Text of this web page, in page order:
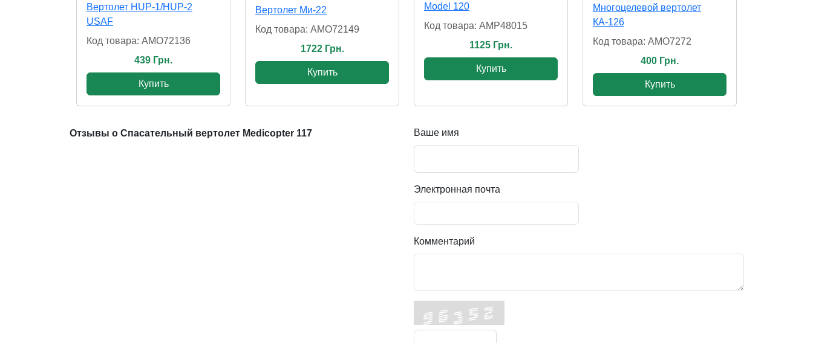
Вертолет HUP-1/HUP-2
USAF
Код товара: AMO72136
439 Грн.
Купить
Вертолет Ми-22
Код товара: AMO72149
1722 Грн.
Купить
Model 120
Код товара: AMP48015
1125 Грн.
Купить
Многоцелевой вертолет
КА-126
Код товара: AMO7272
400 Грн.
Купить
Отзывы о Спасательный вертолет Medicopter 117 Ваше имя
Электронная почта
Комментарий